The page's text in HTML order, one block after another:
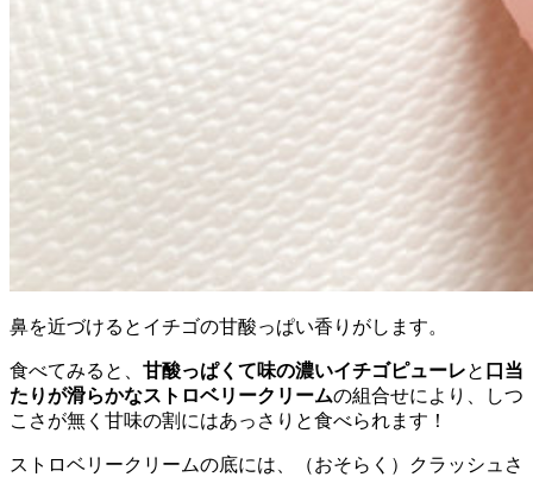
鼻を近づけるとイチゴの甘酸っぱい香りがします。
食べてみると、 甘酸っぱくて味の濃いイチゴピューレと 口当
たりが滑らかなストロベリークリームの組合せにより、しつ
こさが無く甘味の割にはあっさりと食べられます！
ストロベリークリームの底には、（おそらく）クラッシュさ